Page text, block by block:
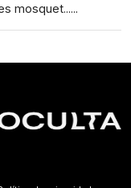
mosquet......